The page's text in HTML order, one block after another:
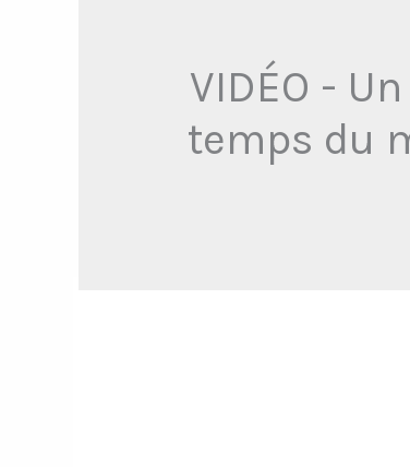
VIDÉO -
temps du